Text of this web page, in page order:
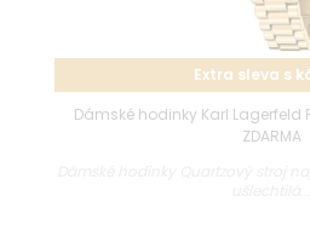
Extra sleva s
Dámské hodinky Karl Lagerfeld
ZDARMA